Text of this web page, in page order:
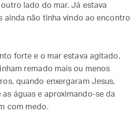
lado do mar. Já estava
ainda não tinha vindo ao encontro
forte e o mar estava agitado.
remado mais ou menos
quando enxergaram Jesus,
águas e aproximando-se da
com medo.